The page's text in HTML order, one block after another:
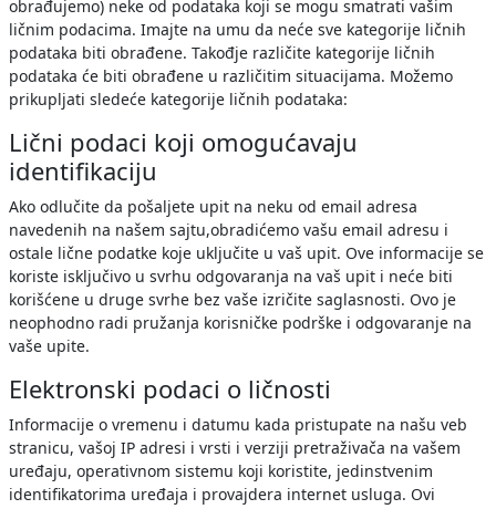
obrađujemo) neke od podataka koji se mogu smatrati vašim
ličnim podacima. Imajte na umu da neće sve kategorije ličnih
podataka biti obrađene. Takođje različite kategorije ličnih
podataka će biti obrađene u različitim situacijama. Možemo
prikupljati sledeće kategorije ličnih podataka:
Lični podaci koji omogućavaju
identifikaciju
Ako odlučite da pošaljete upit na neku od email adresa
navedenih na našem sajtu,obradićemo vašu email adresu i
ostale lične podatke koje uključite u vaš upit. Ove informacije se
koriste isključivo u svrhu odgovaranja na vaš upit i neće biti
korišćene u druge svrhe bez vaše izričite saglasnosti. Ovo je
neophodno radi pružanja korisničke podrške i odgovaranje na
vaše upite.
Elektronski podaci o ličnosti
Informacije o vremenu i datumu kada pristupate na našu veb
stranicu, vašoj IP adresi i vrsti i verziji pretraživača na vašem
uređaju, operativnom sistemu koji koristite, jedinstvenim
identifikatorima uređaja i provajdera internet usluga. Ovi